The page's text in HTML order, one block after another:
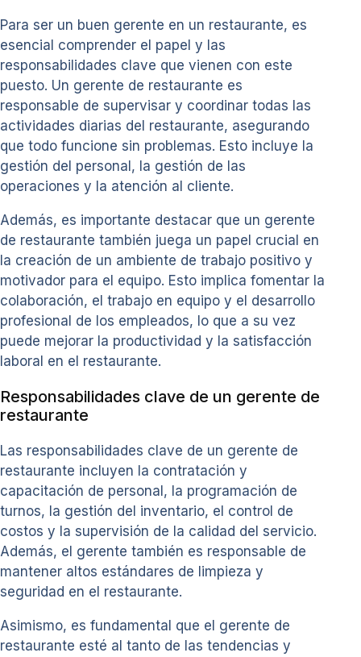
Para ser un buen gerente en un restaurante, es
esencial comprender el papel y las
responsabilidades clave que vienen con este
puesto. Un gerente de restaurante es
responsable de supervisar y coordinar todas las
actividades diarias del restaurante, asegurando
que todo funcione sin problemas. Esto incluye la
gestión del personal, la gestión de las
operaciones y la atención al cliente.
Además, es importante destacar que un gerente
de restaurante también juega un papel crucial en
la creación de un ambiente de trabajo positivo y
motivador para el equipo. Esto implica fomentar la
colaboración, el trabajo en equipo y el desarrollo
profesional de los empleados, lo que a su vez
puede mejorar la productividad y la satisfacción
laboral en el restaurante.
Responsabilidades clave de un gerente de
restaurante
Las responsabilidades clave de un gerente de
restaurante incluyen la contratación y
capacitación de personal, la programación de
turnos, la gestión del inventario, el control de
costos y la supervisión de la calidad del servicio.
Además, el gerente también es responsable de
mantener altos estándares de limpieza y
seguridad en el restaurante.
Asimismo, es fundamental que el gerente de
restaurante esté al tanto de las tendencias y